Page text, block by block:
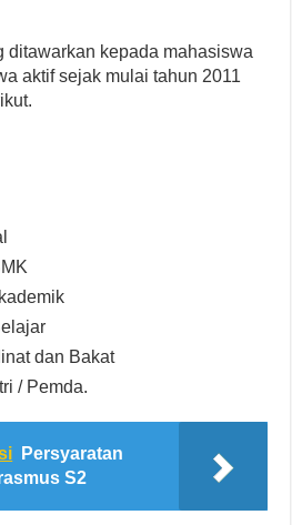
ditawarkan kepada mahasiswa
aktif sejak mulai tahun 2011
dan Bakat
/ Pemda.
Persyaratan
S2